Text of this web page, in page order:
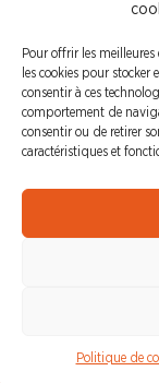
Pour offrir les
les cookies pour
consentir à ces
comportement de
consentir ou de retirer
caractéristiques et
Politique de
© CFDT